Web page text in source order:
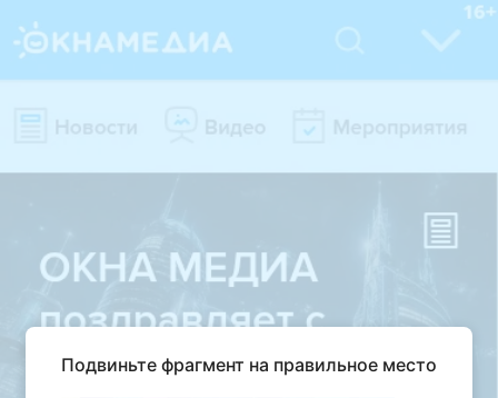
Подвиньте фрагмент на правильное место